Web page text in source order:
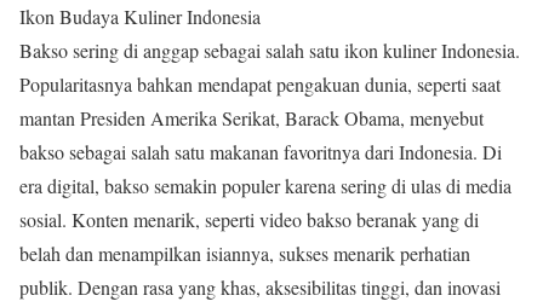
Ikon Budaya Kuliner Indonesia
Bakso sering di anggap sebagai salah satu ikon kuliner Indonesia.
Popularitasnya bahkan mendapat pengakuan dunia, seperti saat
mantan Presiden Amerika Serikat, Barack Obama, menyebut
bakso sebagai salah satu makanan favoritnya dari Indonesia. Di
era digital, bakso semakin populer karena sering di ulas di media
sosial. Konten menarik, seperti video bakso beranak yang di
belah dan menampilkan isiannya, sukses menarik perhatian
publik. Dengan rasa yang khas, aksesibilitas tinggi, dan inovasi